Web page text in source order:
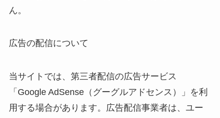
ん。
広告の配信について
当サイトでは、第三者配信の広告サービス
「Google AdSense（グーグルアドセンス）」を利
用する場合があります。広告配信事業者は、ユー